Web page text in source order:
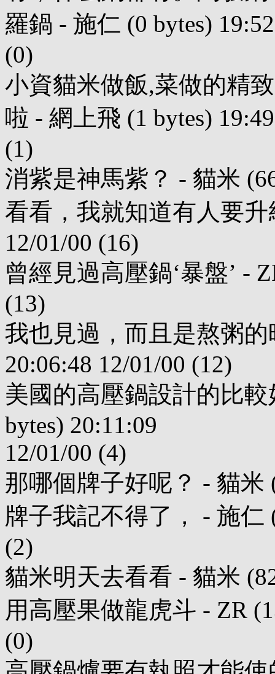
羅鍋 - 施仁 (0 bytes)
(0)
小資貓米做飯,菜做的精
啦 - 網上飛 (1 bytes)
(1)
消紫是神馬紫？ - 貓米
看看，我就知道有人要升
12/01/00 (16)
曾經見過高壓鍋‘暴盤’ -
(13)
我也見過，而且是熬粥的
20:06:48 12/01/00 (12)
美國的高壓鍋設計的比
bytes) 20:11:09
12/01/00 (4)
那哪個牌子好呢？ - 貓米
牌子我記不得了， - 施仁
(2)
貓米明天去看看 - 貓米
用高壓果做龍虎斗 - ZR
(0)